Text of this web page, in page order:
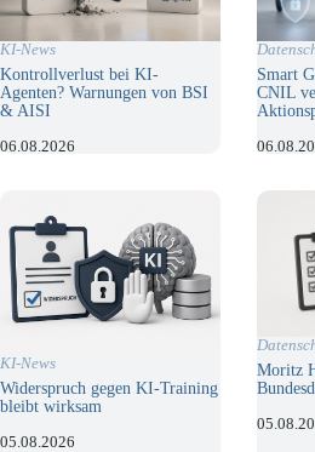
KI-News
Kontrollverlust bei KI-
Agenten? Warnungen von BSI
& AISI
06.08.2026
Smart
CNIL
KI-News
Widerspruch gegen KI-Training
bleibt wirksam
05.08.2026
Moritz